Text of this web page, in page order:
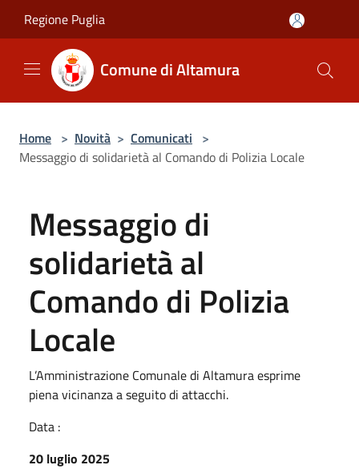
Regione Puglia
Comune di Altamura
Home > Novità > Comunicati >
Messaggio di solidarietà al Comando di Polizia Locale
Messaggio di
solidarietà al
Comando di Polizia
Locale
L’Amministrazione Comunale di Altamura esprime
piena vicinanza a seguito di attacchi.
Data :
20 luglio 2025